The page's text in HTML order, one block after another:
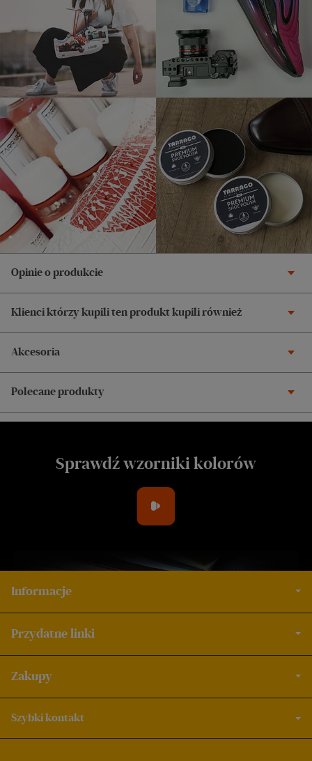
Opinie o produkcie
Klienci którzy kupili ten produkt kupili również
Akcesoria
Polecane produkty
Sprawdź wzorniki kolorów
Informacje
Przydatne linki
Zakupy
Szybki kontakt